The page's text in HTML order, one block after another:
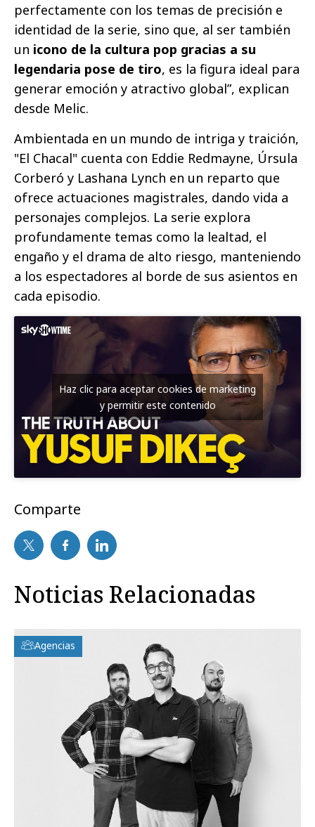
perfectamente con los temas de precisión e
identidad de la serie, sino que, al ser también
un icono de la cultura pop gracias a su
legendaria pose de tiro, es la figura ideal para
generar emoción y atractivo global”, explican
desde Melic.
Ambientada en un mundo de intriga y traición,
"El Chacal" cuenta con Eddie Redmayne, Úrsula
Corberó y Lashana Lynch en un reparto que
ofrece actuaciones magistrales, dando vida a
personajes complejos. La serie explora
profundamente temas como la lealtad, el
engaño y el drama de alto riesgo, manteniendo
a los espectadores al borde de sus asientos en
cada episodio.
Haz clic para aceptar cookies de marketing
y permitir este contenido
Comparte
Noticias Relacionadas
Agencias